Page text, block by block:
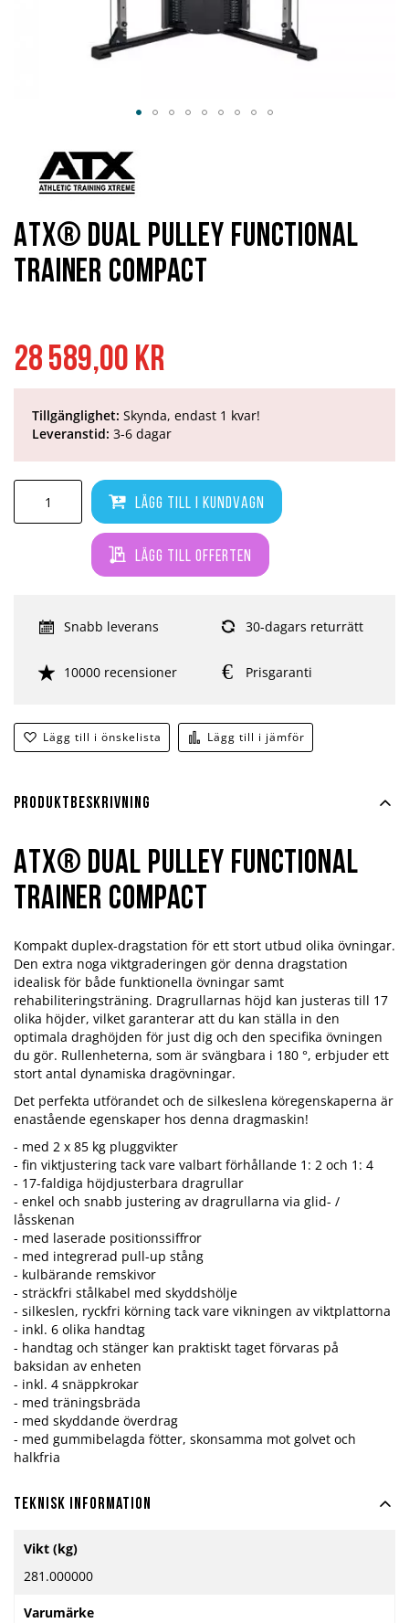
28 589,00 kr
Lägg till i kundvagn
Lägg till offerten
Lägg till i önskelista Lägg till i jämför
Tillgänglighet: Skynda, endast 1 kvar!
Leveranstid: 3-6 dagar
Snabb leverans 30-dagars returrätt
10000 recensioner Prisgaranti
ATX® Dual Pulley Functional
Trainer Compact
början
bildgalleriet
Produktbeskrivning
ATX® Dual Pulley Functional
Trainer Compact
Kompakt duplex-dragstation för ett stort utbud olika övningar.
Den extra noga viktgraderingen gör denna dragstation
idealisk för både funktionella övningar samt
rehabiliteringsträning. Dragrullarnas höjd kan justeras till 17
olika höjder, vilket garanterar att du kan ställa in den
optimala draghöjden för just dig och den specifika övningen
du gör. Rullenheterna, som är svängbara i 180 °, erbjuder ett
stort antal dynamiska dragövningar.
Det perfekta utförandet och de silkeslena köregenskaperna är
enastående egenskaper hos denna dragmaskin!
- med 2 x 85 kg pluggvikter
- fin viktjustering tack vare valbart förhållande 1: 2 och 1: 4
- 17-faldiga höjdjusterbara dragrullar
- enkel och snabb justering av dragrullarna via glid- /
låsskenan
- med laserade positionssiffror
- med integrerad pull-up stång
- kulbärande remskivor
- sträckfri stålkabel med skyddshölje
- silkeslen, ryckfri körning tack vare vikningen av viktplattorna
- inkl. 6 olika handtag
- handtag och stänger kan praktiskt taget förvaras på
baksidan av enheten
- inkl. 4 snäppkrokar
- med träningsbräda
- med skyddande överdrag
- med gummibelagda fötter, skonsamma mot golvet och
halkfria
Teknisk information
information
Vikt (kg)
281.000000
Varumärke